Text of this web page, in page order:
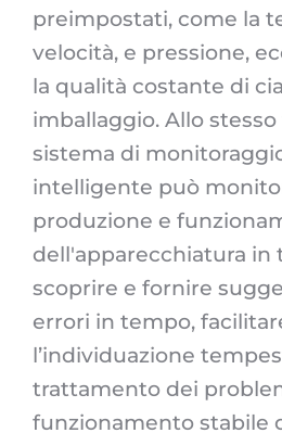
preimpostati, come la
velocità, e pressione,
la qualità costante di
imballaggio. Allo
sistema di
intelligente può
produzione e
dell'apparecchiatura in
scoprire e fornire
errori in tempo,
l’individuazione
trattamento dei
funzionamento stabile